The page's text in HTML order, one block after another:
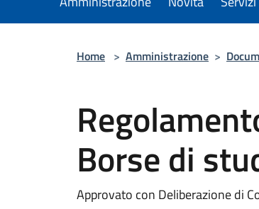
Home > Amministrazione >
Borse di
Approvato con Deliberazione di